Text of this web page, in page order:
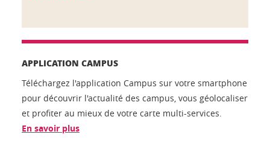
APPLICATION CAMPUS
Téléchargez l'application Campus sur votre smartphone
pour découvrir l'actualité des campus, vous géolocaliser
et profiter au mieux de votre carte multi-services.
En savoir plus